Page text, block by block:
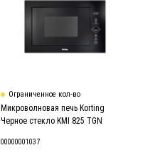
Ограниченное кол-во
Микроволновая печь Korting
Черное стекло KMI 825 TGN
00000001037